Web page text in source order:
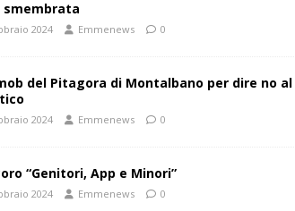
smembrata
2024 Emmenews 0
del Pitagora di Montalbano per dire no
2024 Emmenews 0
“Genitori, App e Minori”
2024 Emmenews 0